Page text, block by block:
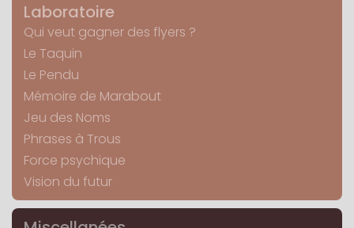
Laboratoire
Qui veut gagner des flyers ?
Le Taquin
Le Pendu
Mémoire de Marabout
Jeu des Noms
Phrases à Trous
Force psychique
Vision du futur